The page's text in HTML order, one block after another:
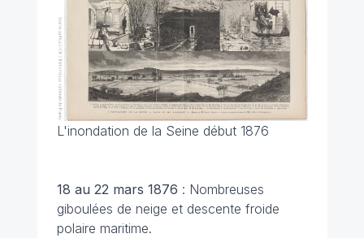
L'inondation de la Seine début 1876
18 au 22 mars 1876 : Nombreuses
giboulées de neige et descente froide
polaire maritime.